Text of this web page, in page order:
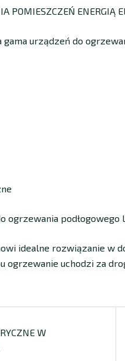
POMIESZCZEŃ ENERGIĄ
gama urządzeń do
ogrzewania podłogowego
idealne rozwiązanie w
ogrzewanie uchodzi za
W